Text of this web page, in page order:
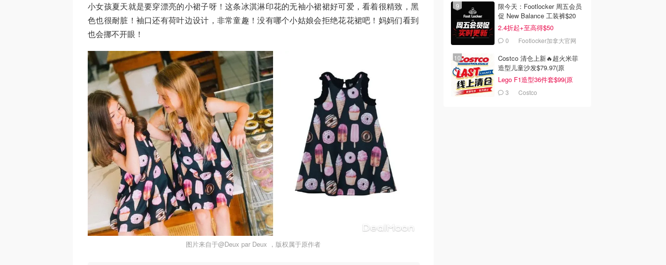
小女孩夏天就是要穿漂亮的小裙子呀！这条冰淇淋印花的无袖小裙裙好可爱，看着很精致，黑
色也很耐脏！袖口还有荷叶边设计，非常童趣！没有哪个小姑娘会拒绝花花裙吧！妈妈们看到
也会挪不开眼！
图片来自于@Deux par Deux ，版权属于原作者
限今天：Footlocker 周五会员
促 New Balance 工装裤$20
2.4折起+至高得$50
0 Footlocker加拿大官网
Costco 清仓上新🔥超火米菲
造型儿童沙发$79.97(原
$129.99)
Lego F1造型36件套$99(原
$159)
3 Costco